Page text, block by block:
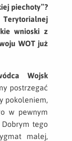
piechoty”?
wnioski z
WOT już
Wojsk
postrzegać
pokoleniem,
w pewnym
Dobrym tego
małej,